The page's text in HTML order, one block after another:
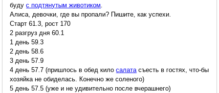
будус подтянутым животиком
Алиса, девочки, где вы пропали? Пишите, как успехи.
Старт 61.3, рост 170
2 разгруз дня 60.1
1 день 59.3
2 день 58.6
3 день 57.9
4 день 57.7 (пришлось в обед килосалата съесть в гостях, что-бы
хозяйка не обиделась. Конечно же соленого)
5 день 57.5 (уже и не удивительно после вчерашнего)